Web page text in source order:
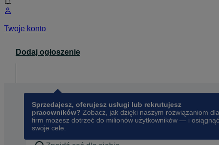
Twoje konto
Dodaj ogłoszenie
Sprzedajesz, oferujesz usługi lub rekrutujesz
pracowników? Zobacz, jak dzięki naszym rozwiązaniom dla
firm możesz dotrzeć do milionów użytkowników — i osiągnąć
swoje cele.